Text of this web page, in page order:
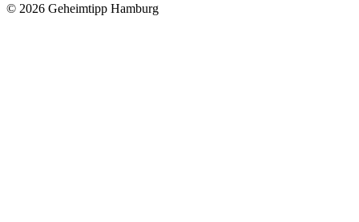
© 2026 Geheimtipp Hamburg